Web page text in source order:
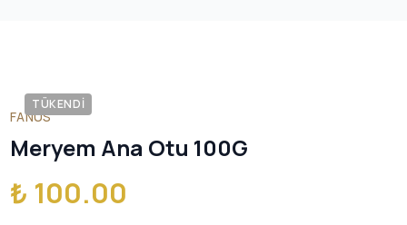
TÜKENDI
FANUS
Meryem Ana Otu 100G
₺ 100.00